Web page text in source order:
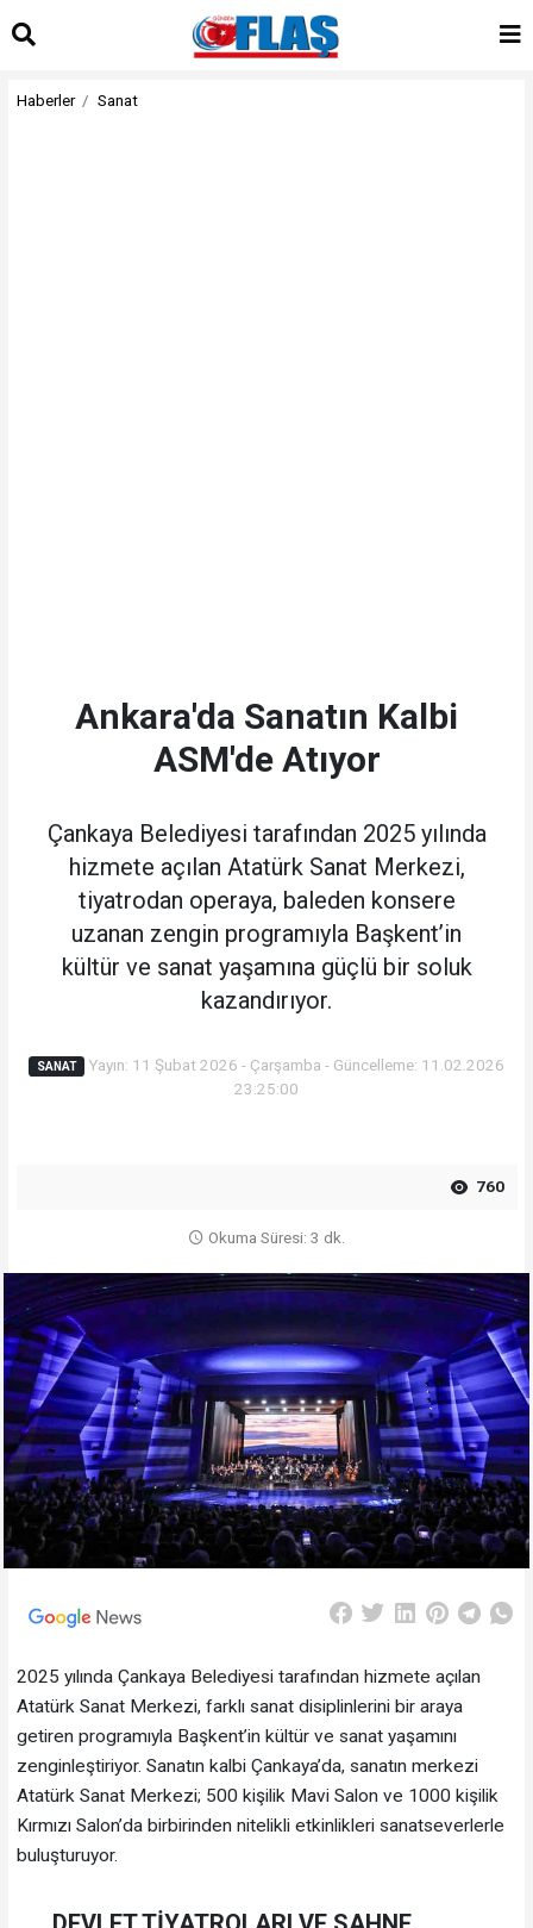
Haberler Sanat
Ankara'da Sanatın Kalbi
ASM'de Atıyor
Çankaya Belediyesi tarafından 2025 yılında
hizmete açılan Atatürk Sanat Merkezi,
tiyatrodan operaya, baleden konsere
uzanan zengin programıyla Başkent’in
kültür ve sanat yaşamına güçlü bir soluk
kazandırıyor.
SANAT
Yayın: 11 Şubat 2026 - Çarşamba - Güncelleme: 11.02.2026
23:25:00
760
Okuma Süresi: 3 dk.
2025 yılında Çankaya Belediyesi tarafından hizmete açılan
Atatürk Sanat Merkezi, farklı sanat disiplinlerini bir araya
getiren programıyla Başkent’in kültür ve sanat yaşamını
zenginleştiriyor. Sanatın kalbi Çankaya’da, sanatın merkezi
Atatürk Sanat Merkezi; 500 kişilik Mavi Salon ve 1000 kişilik
Kırmızı Salon’da birbirinden nitelikli etkinlikleri sanatseverlerle
buluşturuyor.